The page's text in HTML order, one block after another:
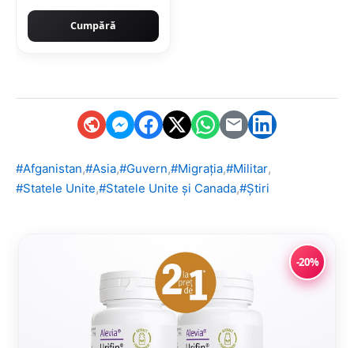
Cumpără
#Afganistan,#Asia,#Guvern,#Migrația,#Militar,
#Statele Unite,#Statele Unite și Canada,#Știri
-20%